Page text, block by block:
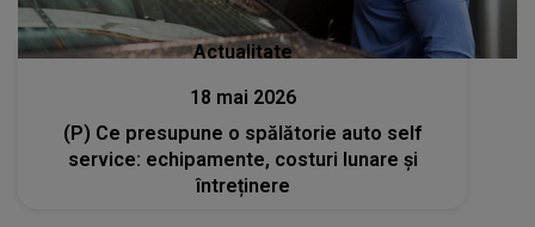
Actualitate
18 mai 2026
(P) Ce presupune o spălătorie auto self
service: echipamente, costuri lunare și
întreținere